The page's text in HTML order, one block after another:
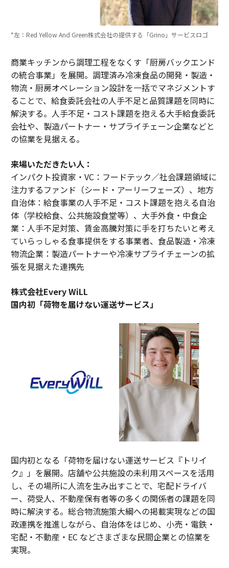
*左：Red Yellow And Green株式会社の提供する「Grino」サービスロゴ
商業キッチンから調理工程をなくす「厨房バックエンド
の統合事業」を展開。調理済み冷凍食品の開発・製造・
物流・厨房オペレーション設計を一括でマネジメントす
ることで、給食委託会社の人手不足と品質課題を同時に
解決する。人手不足・コスト課題を抱える大手給食委託
会社や、製造パートナー・サプライチェーン企業などと
の協業を見据える。
来場いただきたい人：
インパクト投資家・VC：フードテック／社会課題領域に
注力するファンド（シード・アーリーフェーズ）、地方
自治体：給食事業の人手不足・コスト課題を抱える自治
体（学校給食、公共施設食堂等）、大手外食・中食企
業：人手不足対策、賃金高騰対策に手を打ちたいと考え
ていらっしゃる食事提供をする事業者、食品製造・冷凍
物流企業：製造パートナーや冷凍サプライチェーンの拡
張を見据えた連携先
株式会社Every WiLL
国内初「荷物を届けない運送サービス」
国内初となる「荷物を届けない運送サービス『トリイ
ク』」を展開。店舗や公共施設の未利用スペースを活用
し、その場所に人流を生み出すことで、宅配ドライバ
ー、荷受人、不動産保有者等の多くの関係者の課題を同
時に解決する。総合物流施策大綱への掲載実現などの国
政連携を推進しながら、自治体をはじめ、小売・電鉄・
宅配・不動産・EC などさまざまな民間企業との協業を
実現。